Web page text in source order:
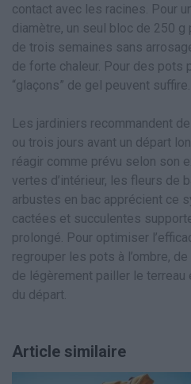
contact avec les racines. Pour
diamètre, un seul bloc de 250
de trois semaines sans
de forte chaleur. Pour des pots
“glaçons” de gel peuvent suffire.
Les jardiniers recommandent
ou trois jours avant un départ
réagir comme prévu selon son
vertes d’intérieur, les fleurs de
arbustes en bac apprécient ce
cactées et succulentes
prolongé. Pour optimiser
regrouper les pots à l’ombre,
de légèrement pailler le terreau
du départ.
Article similaire